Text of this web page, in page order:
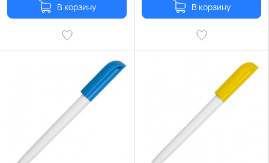
В корзину В корзину